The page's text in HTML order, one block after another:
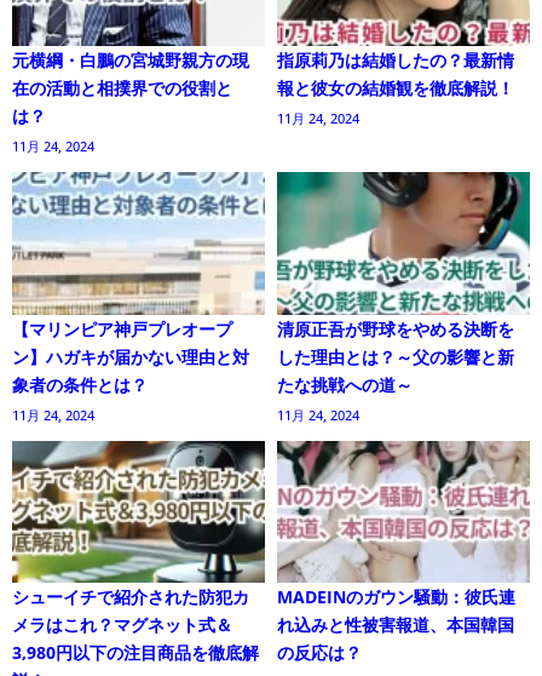
元横綱・白鵬の宮城野親方の現
在の活動と相撲界での役割と
は？
11月 24, 2024
指原莉乃は結婚したの？最新情
報と彼女の結婚観を徹底解説！
11月 24, 2024
【マリンピア神戸プレオープ
ン】ハガキが届かない理由と対
象者の条件とは？
11月 24, 2024
清原正吾が野球をやめる決断を
した理由とは？～父の影響と新
たな挑戦への道～
11月 24, 2024
シューイチで紹介された防犯カ
メラはこれ？マグネット式＆
3,980円以下の注目商品を徹底解
MADEINのガウン騒動：彼氏連
れ込みと性被害報道、本国韓国
の反応は？